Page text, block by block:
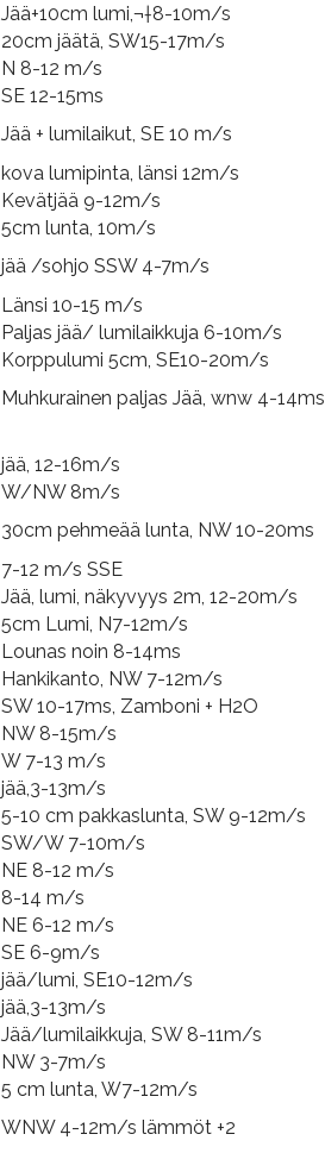
Jää+10cm lumi,¬†8-10m/s
20cm jäätä, SW15-17m/s
N 8-12 m/s
SE 12-15ms
Jää + lumilaikut, SE 10 m/s
kova lumipinta, länsi 12m/s
Kevätjää 9-12m/s
5cm lunta, 10m/s
jää /sohjo SSW 4-7m/s
Länsi 10-15 m/s
Paljas jää/ lumilaikkuja 6-10m/s
Korppulumi 5cm, SE10-20m/s
Muhkurainen paljas Jää, wnw 4-14ms
jää, 12-16m/s
W/NW 8m/s
30cm pehmeää lunta, NW 10-20ms
7-12 m/s SSE
Jää, lumi, näkyvyys 2m, 12-20m/s
5cm Lumi, N7-12m/s
Lounas noin 8-14ms
Hankikanto, NW 7-12m/s
SW 10-17ms, Zamboni + H2O
NW 8-15m/s
W 7-13 m/s
jää,3-13m/s
5-10 cm pakkaslunta, SW 9-12m/s
SW/W 7-10m/s
NE 8-12 m/s
8-14 m/s
NE 6-12 m/s
SE 6-9m/s
jää/lumi, SE10-12m/s
jää,3-13m/s
Jää/lumilaikkuja, SW 8-11m/s
NW 3-7m/s
5 cm lunta, W7-12m/s
WNW 4-12m/s lämmöt +2